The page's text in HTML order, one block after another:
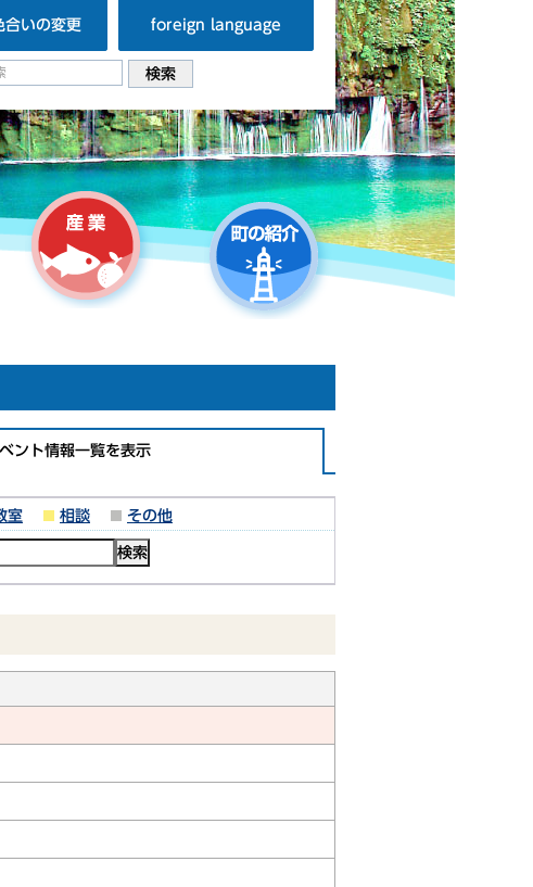
合いの変更 foreign language
ント情報一覧を表示
室 相談 その他